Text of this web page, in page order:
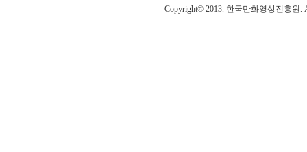
Copyright© 2013. 한국만화영상진흥원.